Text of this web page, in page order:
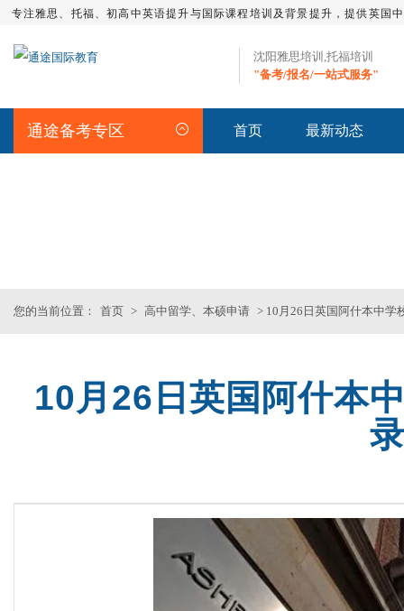
专注雅思、托福、初高中英语提升与国际课程培训及背景提升，提供英国
沈阳雅思培训,托福培训
"备考/报名/一站式服务"
通途备考专区 首页 最新动态
您的当前位置： 首页 > 高中留学、本硕申请 > 10月26日英国阿什本中学
10月26日英国阿什本
雅思全程班 沈阳SAT精